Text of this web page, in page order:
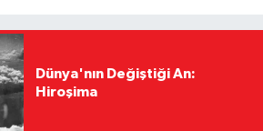
Dünya'nın Değiştiği An:
Hiroşima